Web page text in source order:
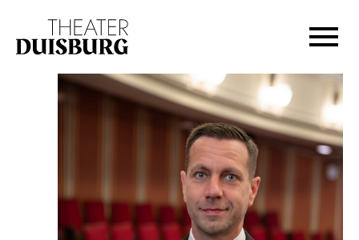
Zur Hauptnavigation springen
Zum Footer springen